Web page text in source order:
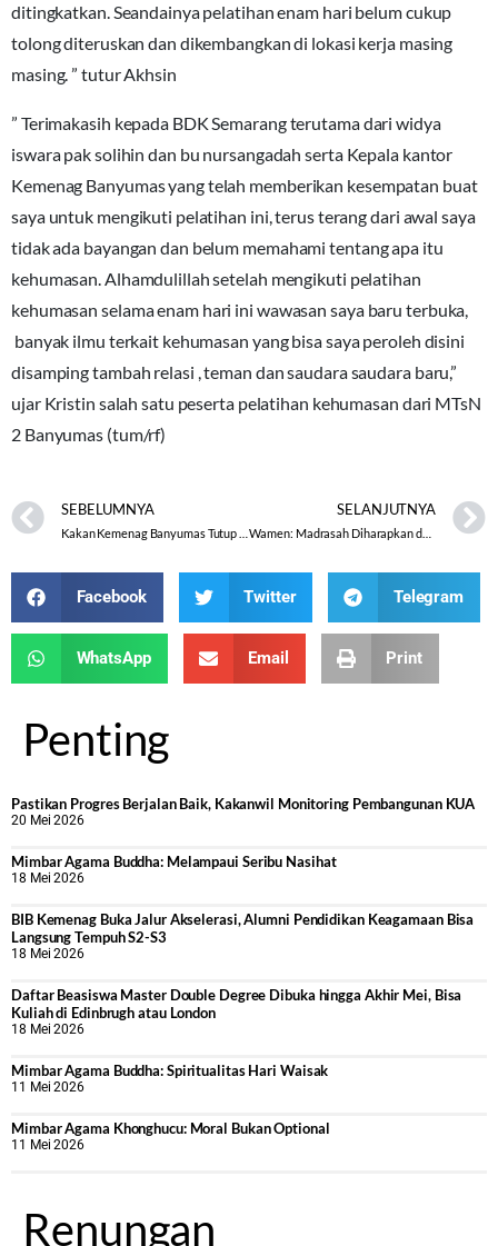
ditingkatkan. Seandainya pelatihan enam hari belum cukup
tolong diteruskan dan dikembangkan di lokasi kerja masing
masing. ” tutur Akhsin
” Terimakasih kepada BDK Semarang terutama dari widya
iswara pak solihin dan bu nursangadah serta Kepala kantor
Kemenag Banyumas yang telah memberikan kesempatan buat
saya untuk mengikuti pelatihan ini, terus terang dari awal saya
tidak ada bayangan dan belum memahami tentang apa itu
kehumasan. Alhamdulillah setelah mengikuti pelatihan
kehumasan selama enam hari ini wawasan saya baru terbuka,
banyak ilmu terkait kehumasan yang bisa saya peroleh disini
disamping tambah relasi , teman dan saudara saudara baru,”
ujar Kristin salah satu peserta pelatihan kehumasan dari MTsN
2 Banyumas (tum/rf)
SEBELUMNYA SELANJUTNYA
Wamen: Madrasah Diharapkan dapat Mencetak Generasi yang Insan Kamil
Facebook Twitter Telegram
WhatsApp Email Print
Penting
Pastikan Progres Berjalan Baik, Kakanwil Monitoring Pembangunan KUA
20 Mei 2026
Mimbar Agama Buddha: Melampaui Seribu Nasihat
18 Mei 2026
BIB Kemenag Buka Jalur Akselerasi, Alumni Pendidikan Keagamaan Bisa
Langsung Tempuh S2-S3
18 Mei 2026
Daftar Beasiswa Master Double Degree Dibuka hingga Akhir Mei, Bisa
Kuliah di Edinbrugh atau London
18 Mei 2026
Mimbar Agama Buddha: Spiritualitas Hari Waisak
11 Mei 2026
Mimbar Agama Khonghucu: Moral Bukan Optional
11 Mei 2026
Renungan